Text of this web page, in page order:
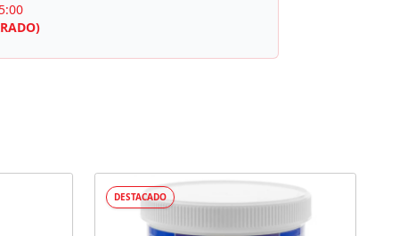
DESTACADO